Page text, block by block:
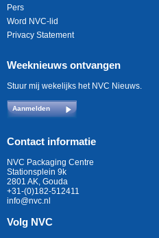
Pers
Word NVC-lid
Privacy Statement
Weeknieuws ontvangen
Stuur mij wekelijks het NVC Nieuws.
Aanmelden
Contact informatie
NVC Packaging Centre
Stationsplein 9k
2801 AK, Gouda
+31-(0)182-512411
info@nvc.nl
Volg NVC